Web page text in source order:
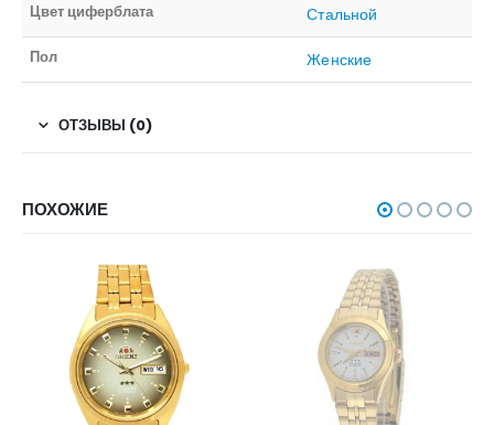
Цвет циферблата Стальной
Пол Женские
ОТЗЫВЫ (0)
ПОХОЖИЕ
НЕТ В НАЛИЧИИ